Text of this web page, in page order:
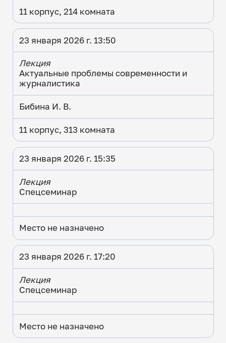
11 корпус, 214 комната
23 января 2026 г. 13:50
Лекция
Актуальные проблемы современности и
журналистика
Бибина И. В.
11 корпус, 313 комната
23 января 2026 г. 15:35
Лекция
Спецсеминар
Место не назначено
23 января 2026 г. 17:20
Лекция
Спецсеминар
Место не назначено